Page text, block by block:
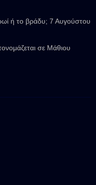
ή το βράδυ; 7 Αυγούστου
σε Μάθιου